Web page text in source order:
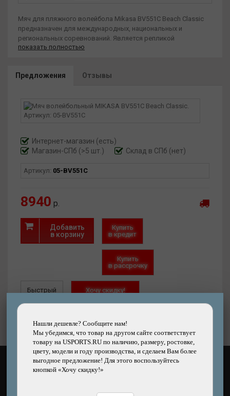
Мяч для пляжного волейбола Mikasa BV551C Beach Classic
предназначен для международных, национальных и
региональных соревнований. Является репликой
официального мяча BV550C Beach Pro.
Beach Pro BV550V, сконструирован из 10 идеально
искусственной кожи. Конструкция с запатентованной
технологией TwinStlockTM Stitiching обеспечивает
оптимальную форму и стабильность швов. Цветовой
видимость. Завершают общий набор качеств мяча
двухслойный пузырь из бутилкаучука и идеально
позволяет играть им на самом высоком национальном
показать полностью
Предложения Отзывы
Интернет-магазин (есть)
Магазин-СПб (>5 шт.)
Склад в СПб (нет)
Артикул: 05-BV551C
8940 р.
Нашли дешевле? Сообщите нам!
Мы убедимся, что товар на другом сайте соответствует
товару на USPORTS.RU по наличию, размеру, ростовке,
цвету, модели и году производства, и сделаем Вам более
выгодное предложение! Для этого воспользуйтесь
кнопкой «Хочу скидку!»
Добавить
в корзину
Купить
в кредит
Купить
в рассрочку
Быстрый
Хочу скидку!
КАК ОПЛАТИТЬ?